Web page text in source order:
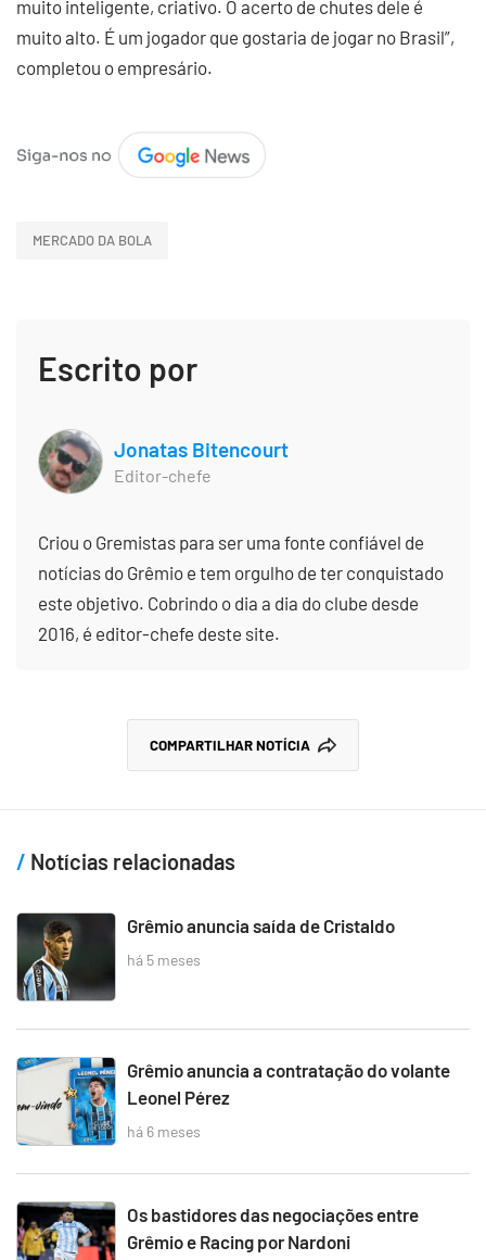
muito inteligente, criativo. O acerto de chutes dele é
muito alto. É um jogador que gostaria de jogar no Brasil”,
completou o empresário.
MERCADO DA BOLA
Escrito por
Jonatas Bitencourt
Editor-chefe
Criou o Gremistas para ser uma fonte confiável de
notícias do Grêmio e tem orgulho de ter conquistado
este objetivo. Cobrindo o dia a dia do clube desde
2016, é editor-chefe deste site.
COMPARTILHAR NOTÍCIA
Notícias relacionadas
Grêmio anuncia saída de Cristaldo
há 5 meses
Grêmio anuncia a contratação do volante
Leonel Pérez
há 6 meses
Os bastidores das negociações entre
Grêmio e Racing por Nardoni